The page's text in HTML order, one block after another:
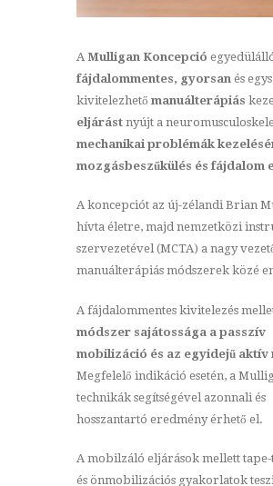
A Mulligan Koncepció
fájdalommentes, gyorsan és
kivitelezhető manuálterápiás
eljárást nyújt a
mechanikai problémák
mozgásbeszűkülés és fájdalom
A koncepciót az új-zélandi Brian
hívta életre, majd nemzetközi
szervezetével (MCTA) a nagy
manuálterápiás módszerek közé
A fájdalommentes kivitelezés
módszer sajátossága a passzív
mobilizáció és az egyidejű aktív
Megfelelő indikáció esetén, a
technikák segítségével azonnali és
hosszantartó eredmény érhető el.
A mobilzáló eljárások mellett
és önmobilizációs gyakorlatok